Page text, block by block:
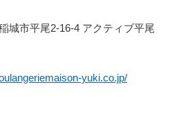
城市平尾2-16-4 アクティブ平尾
yuki.co.jp/